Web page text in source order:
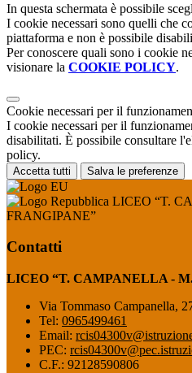
In questa schermata è possibile
I cookie necessari sono quelli che
piattaforma e non è possibile
Per conoscere quali sono i cookie
visionare la COOKIE POLICY.
Cookie necessari per il
I cookie necessari per il
disabilitati. È possibile consultare
policy.
Accetta tutti Salva le preferenze
LICEO “T.
FRANGIPANE”
Contatti
LICEO “T. CAMPANELLA -
Via Tommaso Campanella,
Tel: 0965499461
Email:
PEC:
C.F.: 92128590806